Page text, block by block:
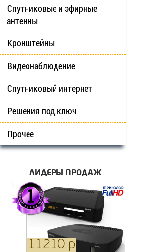
Спутниковые и эфирные
антенны
Кронштейны
Видеонаблюдение
Спутниковый интернет
Решения под ключ
Прочее
ЛИДЕРЫ ПРОДАЖ
11210 р
1750 р
1090 р